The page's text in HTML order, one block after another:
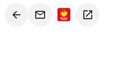
arrow_back email open_in_new